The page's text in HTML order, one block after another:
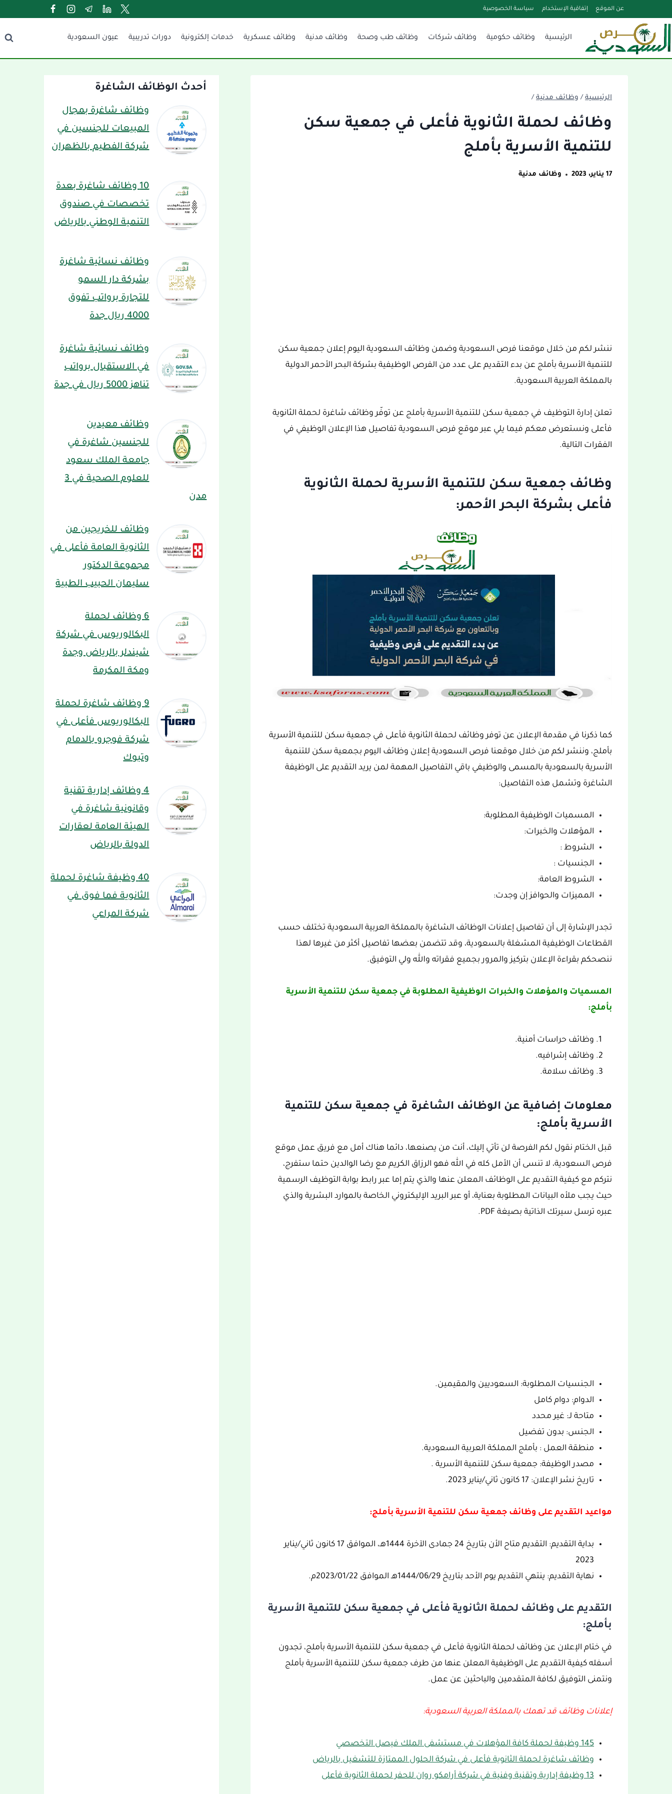
إلى
المحتوى
عن الموقع إتفاقية الإستخدام سياسة الخصوصية
الرئيسية وظائف حكومية وظائف شركات وظائف طب وصحة وظائف مدنية وظائف عسكرية خدمات إلكترونية دورات تدريبية عيون السعودية
الرئيسية / وظائف مدنية /
وظائف لحملة الثانوية فأعلى في جمعية سكن
للتنمية الأسرية بأملج
17 يناير، 2023 وظائف مدنية
ننشر لكم من خلال موقعنا فرص السعودية وضمن وظائف السعودية اليوم إعلان جمعية سكن
للتنمية الأسرية بأملج عن بدء التقديم على عدد من الفرص الوظيفية بشركة البحر الأحمر الدولية
بالمملكة العربية السعودية.
تعلن إدارة التوظيف في جمعية سكن للتنمية الأسرية بأملج عن توفّر وظائف شاغرة لحملة الثانوية
فأعلى ونستعرض معكم فيما يلي عبر موقع فرص السعودية تفاصيل هذا الإعلان الوظيفي في
الفقرات التالية.
وظائف جمعية سكن للتنمية الأسرية لحملة الثانوية
فأعلى بشركة البحر الأحمر:
كما ذكرنا في مقدمة الإعلان عن توفر وظائف لحملة الثانوية فأعلى في جمعية سكن للتنمية الأسرية
بأملج، وننشر لكم من خلال موقعنا فرص السعودية إعلان وظائف اليوم بجمعية سكن للتنمية
الأسرية بالسعودية بالمسمى والوظيفي باقي التفاصيل المهمة لمن يريد التقديم على الوظيفة
الشاغرة وتشمل هذه التفاصيل:
المسميات الوظيفية المطلوبة:
المؤهلات والخبرات:
الشروط :
الجنسيات :
الشروط العامة:
المميزات والحوافز إن وجدت:
تجدر الإشارة إلى أن تفاصيل إعلانات الوظائف الشاغرة بالمملكة العربية السعودية تختلف حسب
القطاعات الوظيفية المشغلة بالسعودية، وقد تتضمن بعضها تفاصيل أكثر من غيرها لهذا
ننصحكم بقراءة الإعلان بتركيز والمرور بجميع فقراته والله ولي التوفيق.
المسميات والمؤهلات والخبرات الوظيفية المطلوبة في جمعية سكن للتنمية الأسرية
بأملج:
وظائف حراسات أمنية.
وظائف إشرافيه.
وظائف سلامة.
معلومات إضافية عن الوظائف الشاغرة في جمعية سكن للتنمية
الأسرية بأملج:
قبل الختام نقول لكم الفرصة لن تأتي إليك، أنت من يصنعها، دائما هناك أمل مع فريق عمل موقع
فرص السعودية، لا تنسى أن الأمل كله في الله فهو الرزاق الكريم مع رضا الوالدين حتما ستفرج،
نتركم مع كيفية التقديم على الوظائف المعلن عنها والذي يتم إما عبر رابط بوابة التوظيف الرسمية
حيث يجب ملأه البيانات المطلوبة بعناية، أو عبر البريد الإليكتروني الخاصة بالموارد البشرية والذي
عبره ترسل سيرتك الذاتية بصيغة PDF.
الجنسيات المطلوبة: السعوديين والمقيمين.
الدوام: دوام كامل
متاحة لـ: غير محدد
الجنس: بدون تفضيل
منطقة العمل : بأملج المملكة العربية السعودية.
مصدر الوظيفة: جمعية سكن للتنمية الأسرية .
تاريخ نشر الإعلان: 17 كانون ثاني/يناير 2023.
مواعيد التقديم على وظائف جمعية سكن للتنمية الأسرية بأملج:
بداية التقديم: التقديم متاح الأن بتاريخ 24 جمادى الآخرة 1444هـ، الموافق 17 كانون ثاني/يناير
2023
نهاية التقديم: ينتهي التقديم يوم الأحد بتاريخ 1444/06/29هـ الموافق 2023/01/22م.
التقديم على وظائف لحملة الثانوية فأعلى في جمعية سكن للتنمية الأسرية
بأملج:
في ختام الإعلان عن وظائف لحملة الثانوية فأعلى في جمعية سكن للتنمية الأسرية بأملج، تجدون
أسفله كيفية التقديم على الوظيفية المعلن عنها من طرف جمعية سكن للتنمية الأسرية بأملج
ونتمنى التوفيق لكافة المتقدمين والباحثين عن عمل.
إعلانات وظائف قد تهمك بالمملكة العربية السعودية:
145 وظيفة لحملة كافة المؤهلات في مستشفى الملك فيصل التخصصي
وظائف شاغرة لحملة الثانوية فأعلى في شركة الحلول الممتازة للتشغيل بالرياض
13 وظيفة إدارية وتقنية وفنية في شركة أرامكو روان للحفر لحملة الثانوية فأعلى
أحدث الوظائف الشاغرة
وظائف شاغرة بمجال
المبيعات للجنسين في
شركة الفطيم بالظهران
10 وظائف شاغرة بعدة
تخصصات في صندوق
التنمية الوطني بالرياض
وظائف نسائية شاغرة
بشركة دار السمو
للتجارة برواتب تفوق
4000 ريال جدة
وظائف نسائية شاغرة
في الاستقبال برواتب
تناهز 5000 ريال في جدة
وظائف معيدين
للجنسين شاغرة في
جامعة الملك سعود
للعلوم الصحية في 3
مدن
وظائف للخريجين من
الثانوية العامة فأعلى في
مجموعة الدكتور
سليمان الحبيب الطبية
6 وظائف لحملة
البكالوريوس في شركة
شيندلر بالرياض وجدة
ومكة المكرمة
9 وظائف شاغرة لحملة
البكالوريوس فأعلى في
شركة فوجرو بالدمام
وتبوك
4 وظائف إدارية تقنية
وقانونية شاغرة في
الهيئة العامة لعقارات
الدولة بالرياض
40 وظيفة شاغرة لحملة
الثانوية فما فوق في
شركة المراعي